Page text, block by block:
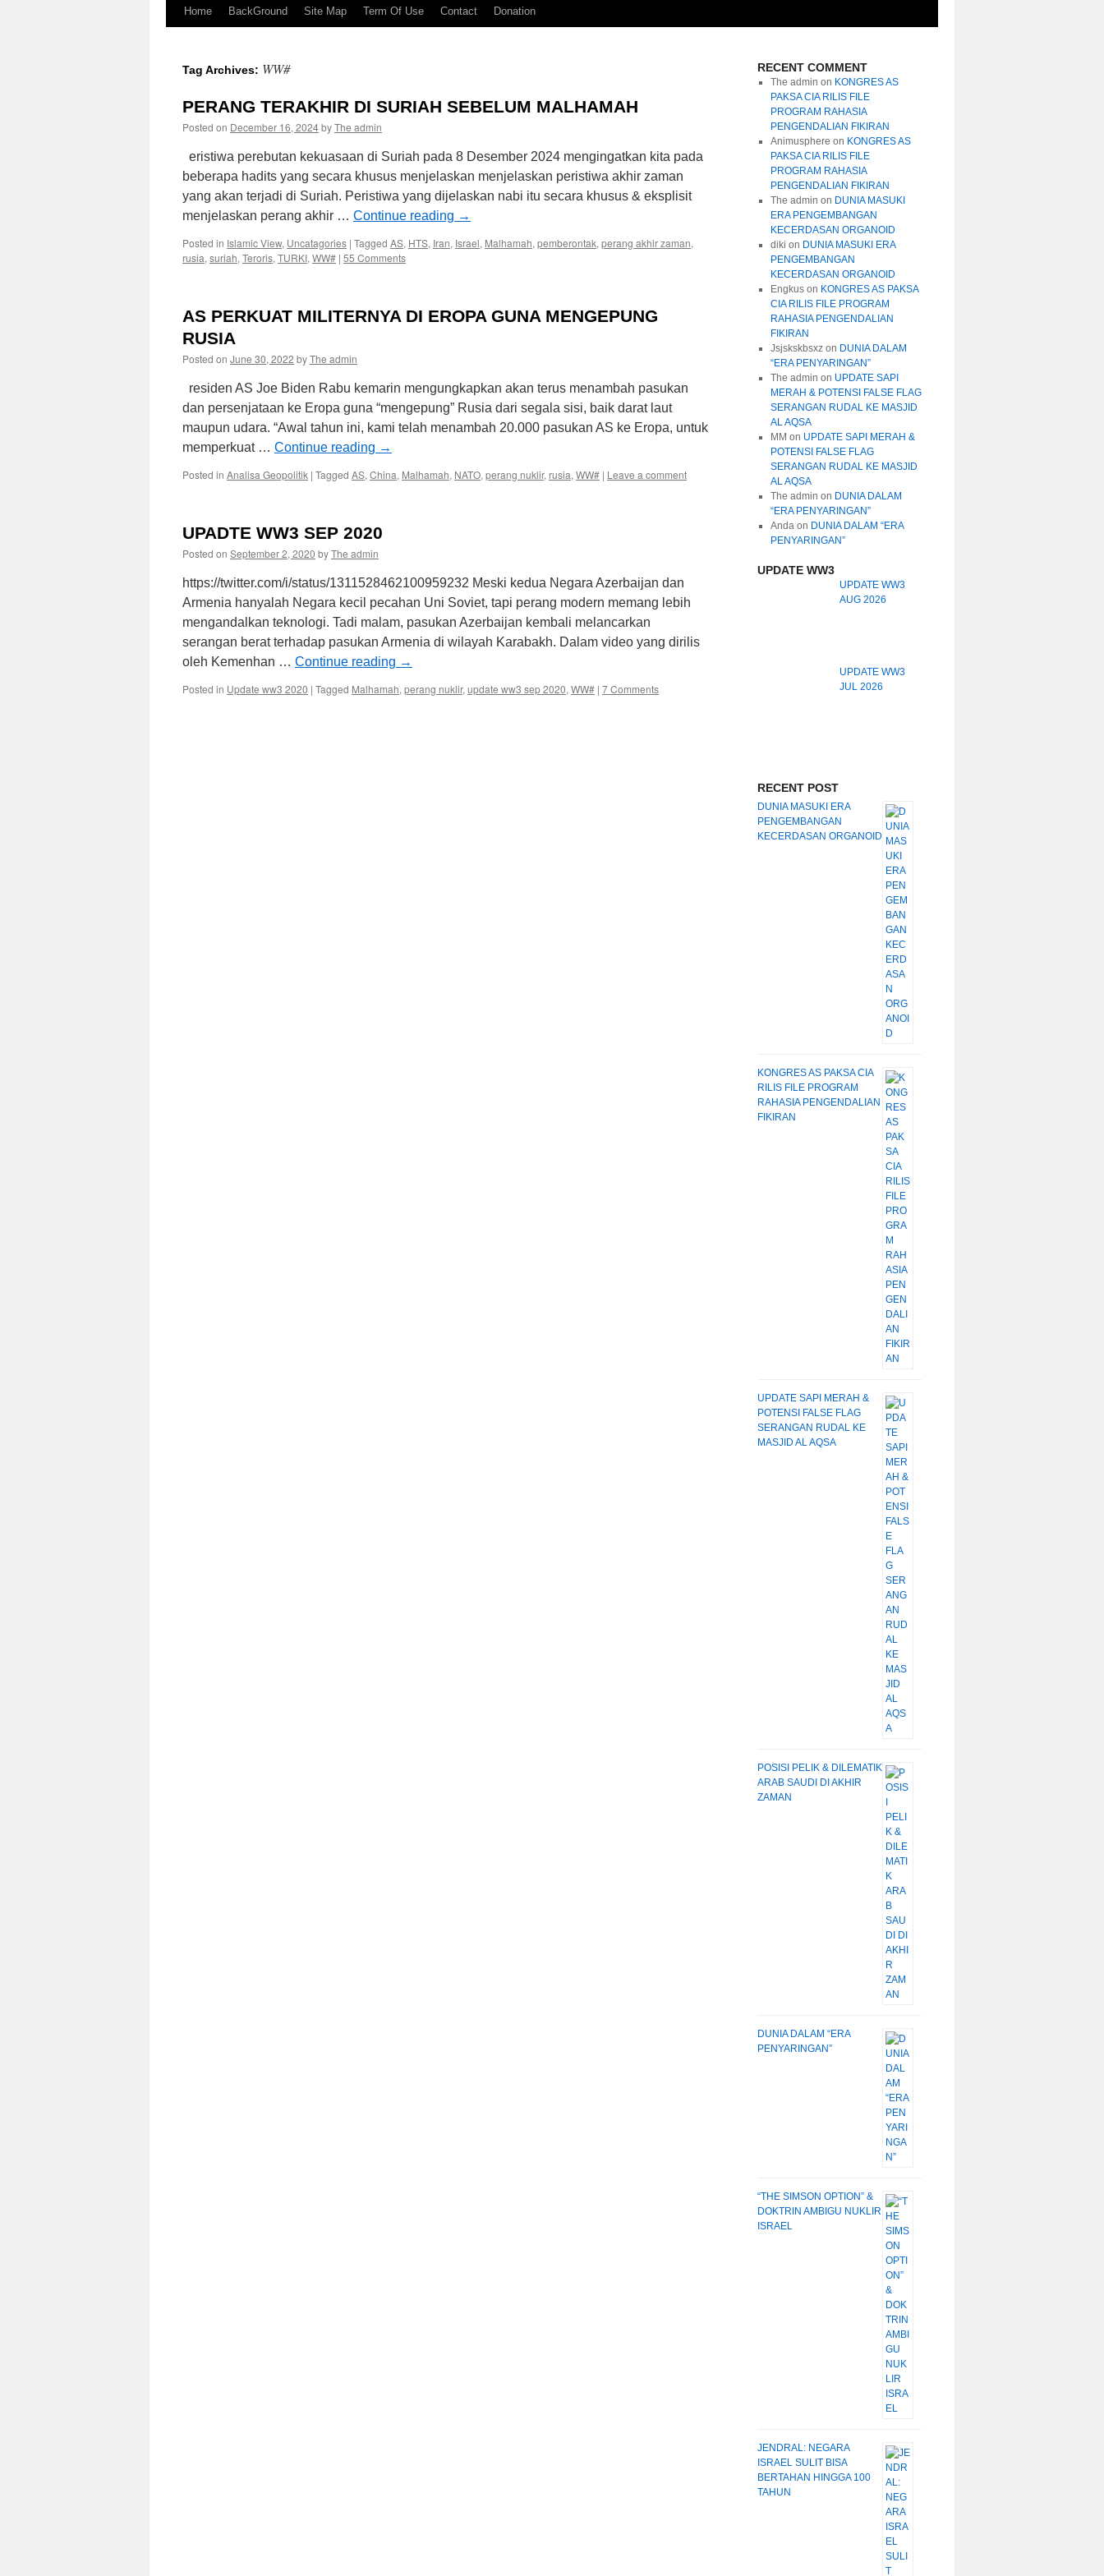
Home BackGround Site Map Term Of Use Contact Donation
Tag Archives: WW#
PERANG TERAKHIR DI SURIAH SEBELUM MALHAMAH
Posted on December 16, 2024byThe admin
eristiwa perebutan kekuasaan di Suriah pada 8 Desember 2024 mengingatkan kita pada
beberapa hadits yang secara khusus menjelaskan menjelaskan peristiwa akhir zaman
yang akan terjadi di Suriah. Peristiwa yang dijelaskan nabi itu secara khusus & eksplisit
menjelaskan perang akhir … Continue reading →
Posted in Islamic View, Uncatagories | Tagged AS, HTS, Iran, Israel, Malhamah, pemberontak, perang akhir zaman,
rusia, suriah, Teroris, TURKI, WW# | 55 Comments
AS PERKUAT MILITERNYA DI EROPA GUNA MENGEPUNG
RUSIA
Posted on June 30, 2022 byThe admin
residen AS Joe Biden Rabu kemarin mengungkapkan akan terus menambah pasukan
dan persenjataan ke Eropa guna “mengepung” Rusia dari segala sisi, baik darat laut
maupun udara. “Awal tahun ini, kami telah menambah 20.000 pasukan AS ke Eropa, untuk
memperkuat … Continue reading →
Posted in Analisa Geopolitik | Tagged AS, China, Malhamah, NATO, perang nuklir, rusia, WW# | Leave a comment
UPADTE WW3 SEP 2020
Posted on September 2, 2020 byThe admin
https://twitter.com/i/status/1311528462100959232 Meski kedua Negara Azerbaijan dan
Armenia hanyalah Negara kecil pecahan Uni Soviet, tapi perang modern memang lebih
mengandalkan teknologi. Tadi malam, pasukan Azerbaijan kembali melancarkan
serangan berat terhadap pasukan Armenia di wilayah Karabakh. Dalam video yang dirilis
oleh Kemenhan … Continue reading →
Posted in Update ww3 2020 | Tagged Malhamah, perang nuklir, update ww3 sep 2020, WW# | 7 Comments
RECENT COMMENT
The admin on KONGRES AS
PAKSA CIA RILIS FILE
PROGRAM RAHASIA
PENGENDALIAN FIKIRAN
Animusphere on KONGRES AS
PAKSA CIA RILIS FILE
PROGRAM RAHASIA
PENGENDALIAN FIKIRAN
The admin on DUNIA MASUKI
ERA PENGEMBANGAN
KECERDASAN ORGANOID
diki on DUNIA MASUKI ERA
PENGEMBANGAN
KECERDASAN ORGANOID
Engkuson KONGRES AS PAKSA
CIA RILIS FILE PROGRAM
RAHASIA PENGENDALIAN
FIKIRAN
Jsjskskbsxzon DUNIA DALAM
“ERA PENYARINGAN”
The admin on UPDATE SAPI
MERAH & POTENSI FALSE FLAG
SERANGAN RUDAL KE MASJID
AL AQSA
MM on UPDATE SAPI MERAH &
POTENSI FALSE FLAG
SERANGAN RUDAL KE MASJID
AL AQSA
The admin on DUNIA DALAM
“ERA PENYARINGAN”
Andaon DUNIA DALAM “ERA
PENYARINGAN”
UPDATE WW3
UPDATE WW3
AUG 2026
UPDATE WW3
JUL 2026
RECENT POST
DUNIA MASUKI ERA
PENGEMBANGAN
KECERDASAN ORGANOID
KONGRES AS PAKSA CIA
RILIS FILE PROGRAM
RAHASIA PENGENDALIAN
FIKIRAN
UPDATE SAPI MERAH &
POTENSI FALSE FLAG
SERANGAN RUDAL KE
MASJID AL AQSA
POSISI PELIK & DILEMATIK
ARAB SAUDI DI AKHIR
ZAMAN
DUNIA DALAM “ERA
PENYARINGAN”
“THE SIMSON OPTION” &
DOKTRIN AMBIGU NUKLIR
ISRAEL
JENDRAL: NEGARA
ISRAEL SULIT BISA
BERTAHAN HINGGA 100
TAHUN